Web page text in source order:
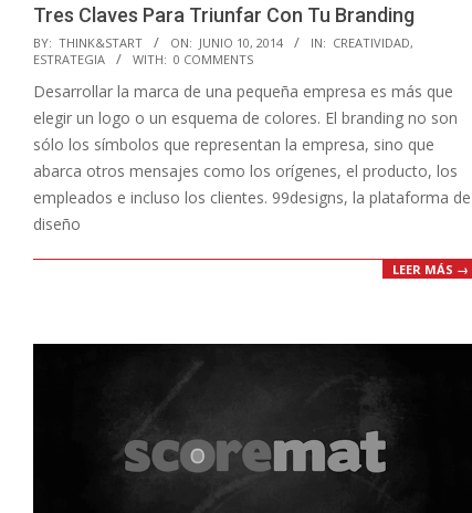
Tres Claves Para Triunfar Con Tu Branding
2014-
06-
10
BY: THINK&START ON: JUNIO 10, 2014 IN: CREATIVIDAD,
ESTRATEGIA
WITH: 0 COMMENTS
Desarrollar la marca de una pequeña empresa es más que
elegir un logo o un esquema de colores. El branding no son
sólo los símbolos que representan la empresa, sino que
abarca otros mensajes como los orígenes, el producto, los
empleados e incluso los clientes. 99designs, la plataforma de
diseño
LEER MÁS →